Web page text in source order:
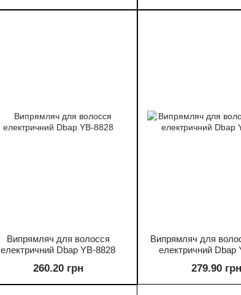
Випрямляч для волосся
електричний Dbap YB-8828
260.20 грн
Випрямляч для
електричний Dbap
279.90 грн